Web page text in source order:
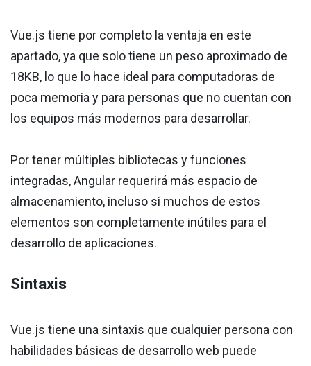
Vue.js tiene por completo la ventaja en este
apartado, ya que solo tiene un peso aproximado de
18KB, lo que lo hace ideal para computadoras de
poca memoria y para personas que no cuentan con
los equipos más modernos para desarrollar.
Por tener múltiples bibliotecas y funciones
integradas, Angular requerirá más espacio de
almacenamiento, incluso si muchos de estos
elementos son completamente inútiles para el
desarrollo de aplicaciones.
Sintaxis
Vue.js tiene una sintaxis que cualquier persona con
habilidades básicas de desarrollo web puede